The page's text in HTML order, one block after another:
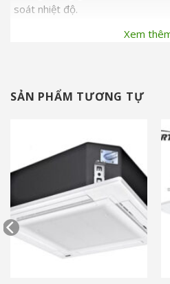
soát nhiệt độ.
Siêu tiết kiệm điện năng
hợp cùng chế độ Eco Mode, máy
mỗi tháng. Máy lạnh này có mức
5 sao (hiệu suất 4.54), vượt trội
phân khúc.
Xem
SẢN PHẨM TƯƠNG TỰ